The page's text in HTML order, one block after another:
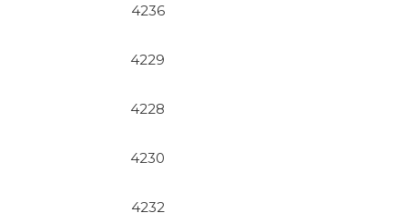
4236
4229
4228
4230
4232